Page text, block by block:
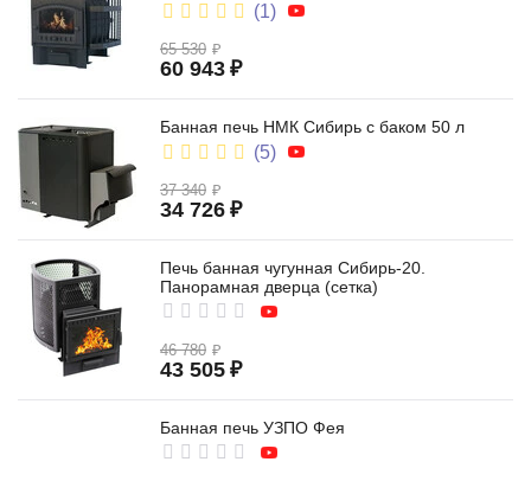
(1)
65 530 ₽
60 943 ₽
Банная печь НМК Сибирь с баком 50 л
(5)
37 340 ₽
34 726 ₽
Печь банная чугунная Сибирь-20.
Панорамная дверца (сетка)
46 780 ₽
43 505 ₽
Банная печь УЗПО Фея